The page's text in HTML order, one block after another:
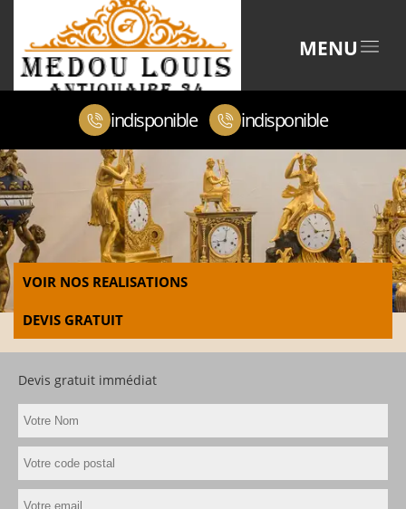
MENU
indisponible indisponible
VOIR NOS REALISATIONS
DEVIS GRATUIT
Devis gratuit immédiat